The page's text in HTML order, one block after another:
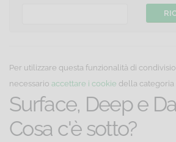
Per utilizzare questa funzionalità di
necessario accettare i cookie della
Surface, Deep e
Cosa c'è sotto?